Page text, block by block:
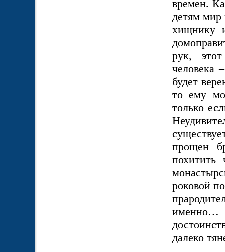
времен.
детям мир
хищнику
рук,
человека
будет
то ему
только
прощен
похитить
роковой
именно…
далеко